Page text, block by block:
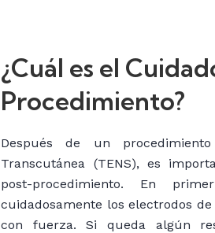
¿Cuál es el
Procedimiento?
Después de un
Transcutánea (TENS), es
post-procedimiento. En
cuidadosamente los electrodos
con fuerza. Si queda algún